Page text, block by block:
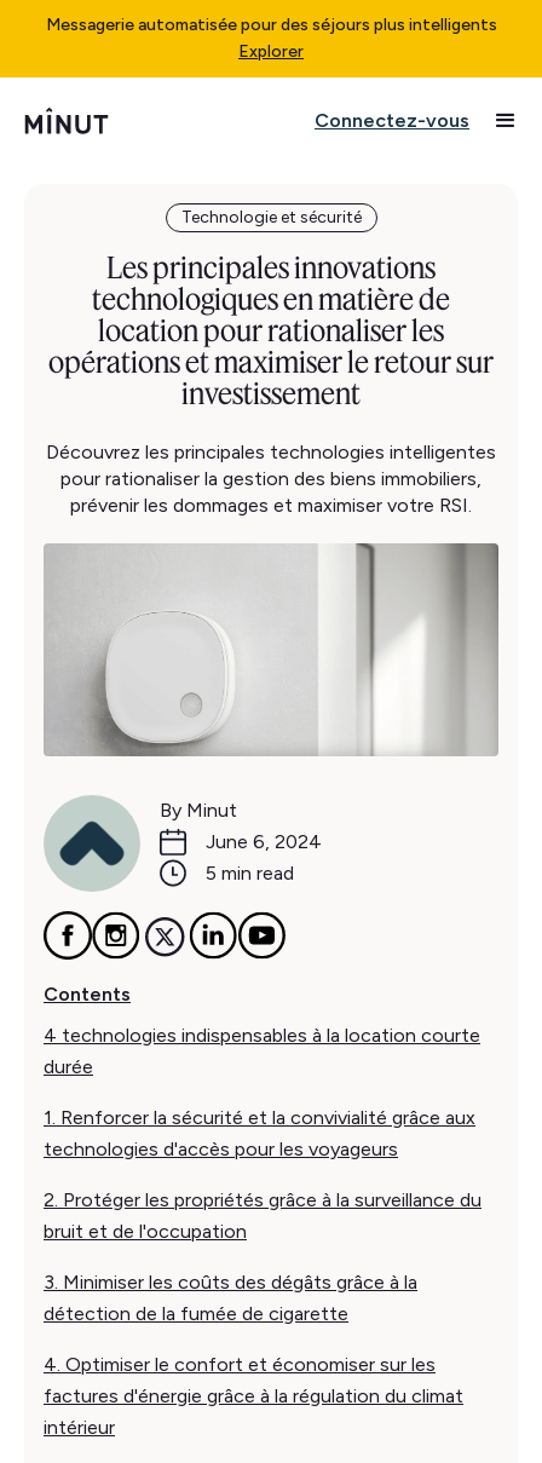
Messagerie automatisée pour des séjours plus intelligents
Explorer
Connectez-vous
Technologie et sécurité
Les principales innovations
technologiques en matière de
location pour rationaliser les
opérations et maximiser le retour sur
investissement
Découvrez les principales technologies intelligentes
pour rationaliser la gestion des biens immobiliers,
prévenir les dommages et maximiser votre RSI.
By Minut
June 6, 2024
5 min read
Contents
4 technologies indispensables à la location courte
durée
1. Renforcer la sécurité et la convivialité grâce aux
technologies d'accès pour les voyageurs
2. Protéger les propriétés grâce à la surveillance du
bruit et de l'occupation
3. Minimiser les coûts des dégâts grâce à la
détection de la fumée de cigarette
4. Optimiser le confort et économiser sur les
factures d'énergie grâce à la régulation du climat
intérieur